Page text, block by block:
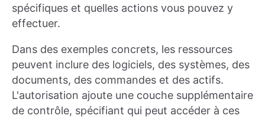
spécifiques et quelles actions vous pouvez y
effectuer.
Dans des exemples concrets, les ressources
peuvent inclure des logiciels, des systèmes, des
documents, des commandes et des actifs.
L'autorisation ajoute une couche supplémentaire
de contrôle, spécifiant qui peut accéder à ces